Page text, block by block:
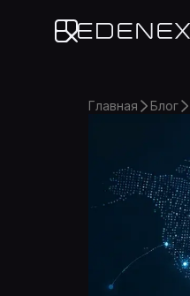
Edenex
Главная Блог